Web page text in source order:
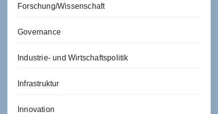
Forschung/Wissenschaft
Governance
Industrie- und Wirtschaftspolitik
Infrastruktur
Innovation